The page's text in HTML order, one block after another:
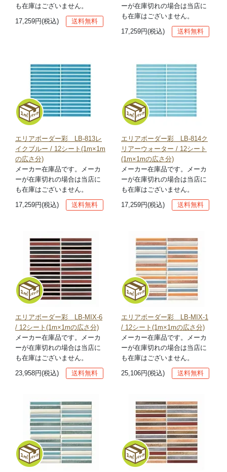
も在庫はございません。
17,259円(税込)
送料無料
ーが在庫切れの場合は当店に
も在庫はございません。
17,259円(税込)
送料無料
エリアボーダー彩 LB-813レ
イクブルー / 12シート(1m×1m
の広さ分)
メーカー在庫品です。メーカ
ーが在庫切れの場合は当店に
も在庫はございません。
17,259円(税込)
送料無料
エリアボーダー彩 LB-814ク
リアーウォーター / 12シート
(1m×1mの広さ分)
メーカー在庫品です。メーカ
ーが在庫切れの場合は当店に
も在庫はございません。
17,259円(税込)
送料無料
エリアボーダー彩 LB-MIX-6
/ 12シート(1m×1mの広さ分)
メーカー在庫品です。メーカ
ーが在庫切れの場合は当店に
も在庫はございません。
23,958円(税込)
送料無料
エリアボーダー彩 LB-MIX-1
/ 12シート(1m×1mの広さ分)
メーカー在庫品です。メーカ
ーが在庫切れの場合は当店に
も在庫はございません。
25,106円(税込)
送料無料